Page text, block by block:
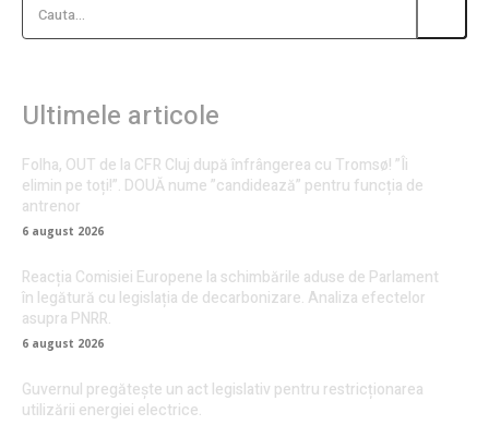
Cauta...
Ultimele articole
Folha, OUT de la CFR Cluj după înfrângerea cu Tromsø! ”Îi
elimin pe toți!”. DOUĂ nume ”candidează” pentru funcția de
antrenor
6 august 2026
Reacția Comisiei Europene la schimbările aduse de Parlament
în legătură cu legislația de decarbonizare. Analiza efectelor
asupra PNRR.
6 august 2026
Guvernul pregătește un act legislativ pentru restricționarea
utilizării energiei electrice.